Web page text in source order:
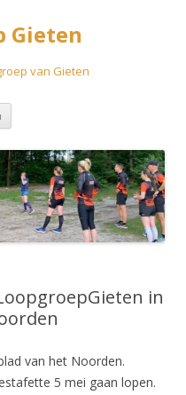
Gieten
van Gieten
Spring
inhoud
in
van het Noorden.
5 mei gaan lopen.